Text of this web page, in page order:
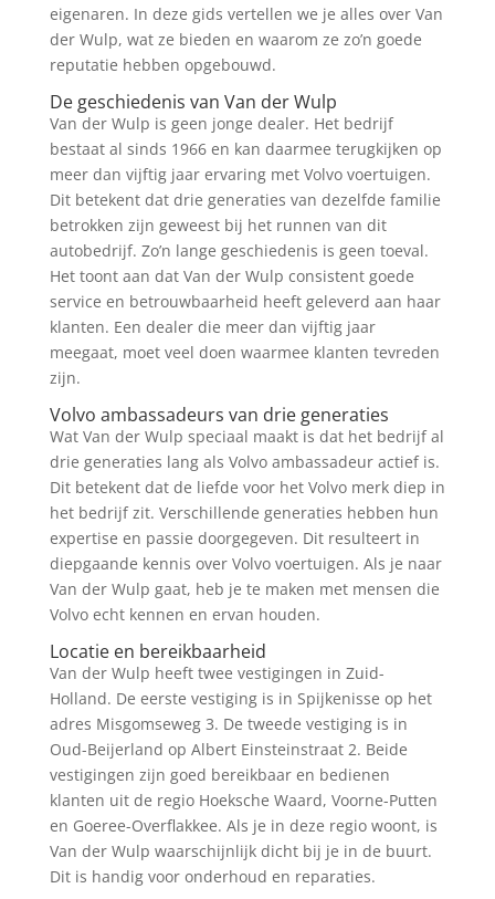
eigenaren. In deze gids vertellen we je alles over Van
der Wulp, wat ze bieden en waarom ze zo’n goede
reputatie hebben opgebouwd.
De geschiedenis van Van der Wulp
Van der Wulp is geen jonge dealer. Het bedrijf
bestaat al sinds 1966 en kan daarmee terugkijken op
meer dan vijftig jaar ervaring met Volvo voertuigen.
Dit betekent dat drie generaties van dezelfde familie
betrokken zijn geweest bij het runnen van dit
autobedrijf. Zo’n lange geschiedenis is geen toeval.
Het toont aan dat Van der Wulp consistent goede
service en betrouwbaarheid heeft geleverd aan haar
klanten. Een dealer die meer dan vijftig jaar
meegaat, moet veel doen waarmee klanten tevreden
zijn.
Volvo ambassadeurs van drie generaties
Wat Van der Wulp speciaal maakt is dat het bedrijf al
drie generaties lang als Volvo ambassadeur actief is.
Dit betekent dat de liefde voor het Volvo merk diep in
het bedrijf zit. Verschillende generaties hebben hun
expertise en passie doorgegeven. Dit resulteert in
diepgaande kennis over Volvo voertuigen. Als je naar
Van der Wulp gaat, heb je te maken met mensen die
Volvo echt kennen en ervan houden.
Locatie en bereikbaarheid
Van der Wulp heeft twee vestigingen in Zuid-
Holland. De eerste vestiging is in Spijkenisse op het
adres Misgomseweg 3. De tweede vestiging is in
Oud-Beijerland op Albert Einsteinstraat 2. Beide
vestigingen zijn goed bereikbaar en bedienen
klanten uit de regio Hoeksche Waard, Voorne-Putten
en Goeree-Overflakkee. Als je in deze regio woont, is
Van der Wulp waarschijnlijk dicht bij je in de buurt.
Dit is handig voor onderhoud en reparaties.